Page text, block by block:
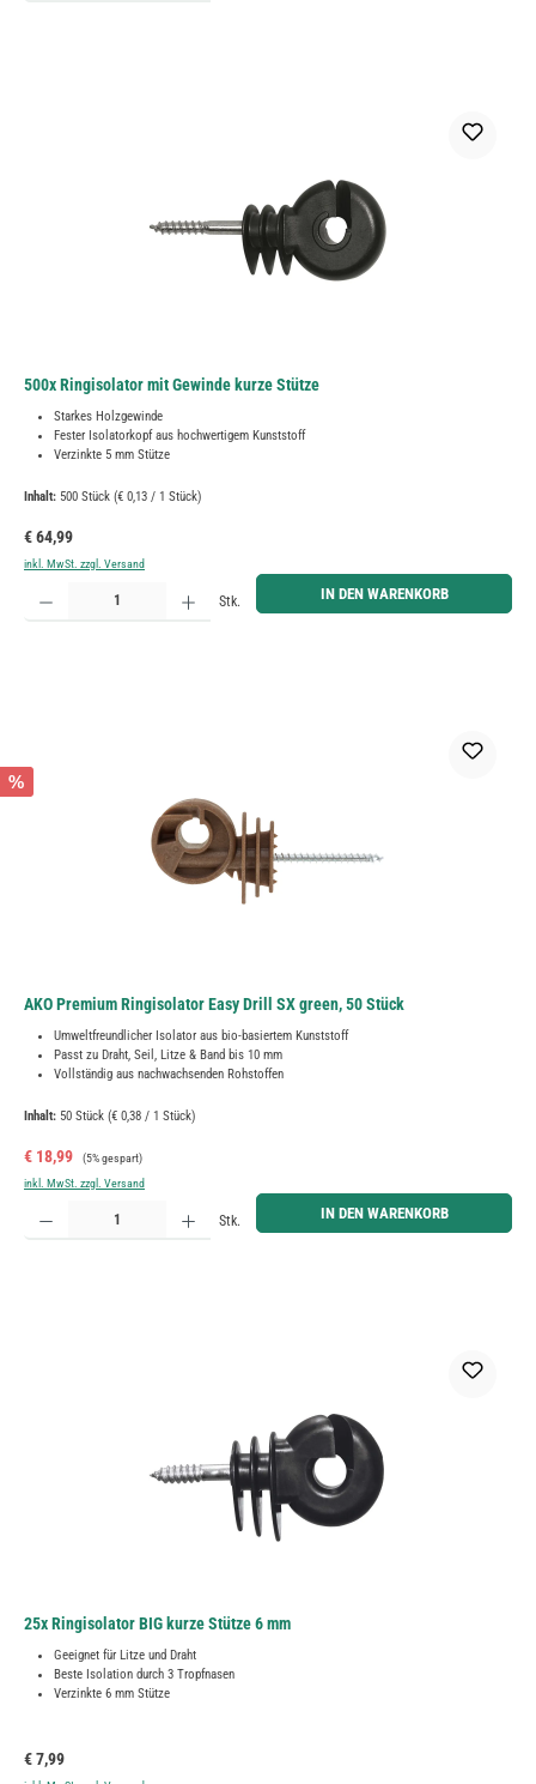
500x Ringisolator mit Gewinde kurze Stütze
Starkes Holzgewinde
Fester Isolatorkopf aus hochwertigem Kunststoff
Verzinkte 5 mm Stütze
Inhalt: 500 Stück (€ 0,13 / 1 Stück)
Regulärer Preis:
€ 64,99
inkl. MwSt. zzgl. Versand
Produkt Anzahl: Gib den gewünschten Wert ein oder benutze die Schaltflächen um die Anzahl zu
Stk. IN DEN WARENKORB
%
AKO Premium Ringisolator Easy Drill SX green, 50 Stück
Umweltfreundlicher Isolator aus bio-basiertem Kunststoff
Passt zu Draht, Seil, Litze & Band bis 10 mm
Vollständig aus nachwachsenden Rohstoffen
Inhalt: 50 Stück (€ 0,38 / 1 Stück)
Verkaufspreis:
€ 18,99 Regulärer Preis:
(5% gespart)
inkl. MwSt. zzgl. Versand
Produkt Anzahl: Gib den gewünschten Wert ein oder benutze die Schaltflächen um die Anzahl zu
Stk. IN DEN WARENKORB
25x Ringisolator BIG kurze Stütze 6 mm
Geeignet für Litze und Draht
Beste Isolation durch 3 Tropfnasen
Verzinkte 6 mm Stütze
Regulärer Preis:
€ 7,99